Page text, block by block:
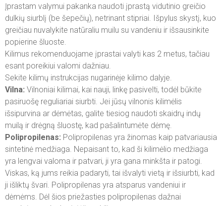
Įprastam valymui pakanka naudoti įprastą vidutinio greičio
dulkių siurblį (be šepečių), netrinant stipriai. Išpylus skystį, kuo
greičiau nuvalykite natūraliu muilu su vandeniu ir išsausinkite
popierine šluoste.
Kilimus rekomenduojame įprastai valyti kas 2 metus, tačiau
esant poreikiui valomi dažniau.
Sekite kilimų instrukcijas nugarinėje kilimo dalyje.
Vilna: Vilnoniai kilimai, kai nauji, linkę pasivelti, todėl būkite
pasiruošę reguliariai siurbti. Jei jūsų vilnonis kilimėlis
išsipurvina ar dėmėtas, galite tiesiog naudoti skaidrų indų
muilą ir drėgną šluostę, kad pašalintumėte dėmę.
Polipropilenas: Polipropilenas yra žinomas kaip patvariausia
sintetinė medžiaga. Nepaisant to, kad ši kilimėlio medžiaga
yra lengvai valoma ir patvari, ji yra gana minkšta ir patogi.
Viskas, ką jums reikia padaryti, tai išvalyti vietą ir išsiurbti, kad
ji išliktų švari. Polipropilenas yra atsparus vandeniui ir
dėmėms. Dėl šios priežasties polipropilenas dažnai